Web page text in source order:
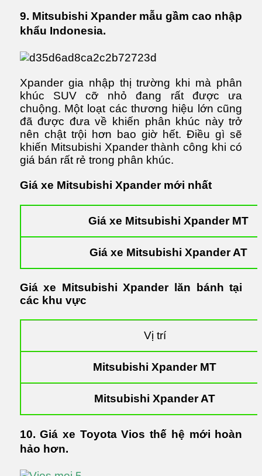
9. Mitsubishi Xpander mẫu gầm cao nhập
khẩu Indonesia.
Xpander gia nhập thị trường khi mà phân
khúc SUV cỡ nhỏ đang rất được ưa
chuộng. Một loạt các thương hiệu lớn cũng
đã được đưa về khiến phân khúc này trở
nên chật trội hơn bao giờ hết. Điều gì sẽ
khiến Mitsubishi Xpander thành công khi có
giá bán rất rẻ trong phân khúc.
Giá xe Mitsubishi Xpander mới nhất
Giá xe Mitsubishi Xpander MT
Giá xe Mitsubishi Xpander AT
Giá xe Mitsubishi Xpander lăn bánh tại
các khu vực
Vị trí
Mitsubishi Xpander MT
Mitsubishi Xpander AT
10. Giá xe Toyota Vios thế hệ mới hoàn
hảo hơn.